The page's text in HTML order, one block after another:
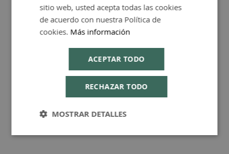
Consejos de Compra Producto
sitio web, usted acepta todas las cookies
de acuerdo con nuestra Política de
cookies. Más información
ACEPTAR TODO
RECHAZAR TODO
MOSTRAR DETALLES